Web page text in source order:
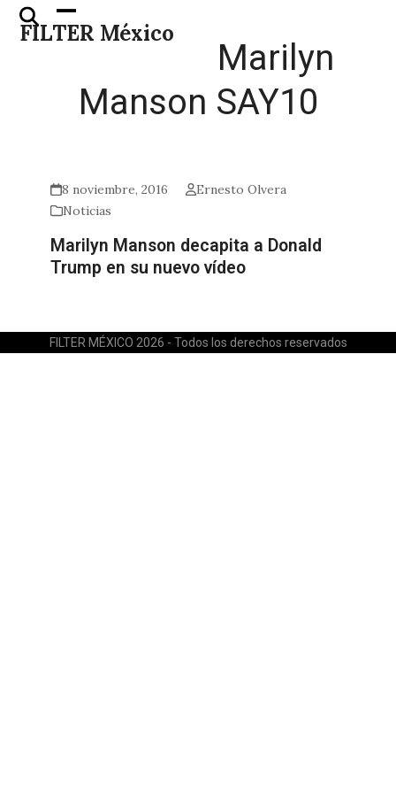
Skip
FILTER México
Open
mobile
Close
mobile
Marilyn
Manson SAY10
8 noviembre, 2016
Ernesto Olvera
Noticias
Marilyn Manson decapita a Donald
Trump en su nuevo vídeo
FILTER MÉXICO 2026 - Todos los derechos reservados